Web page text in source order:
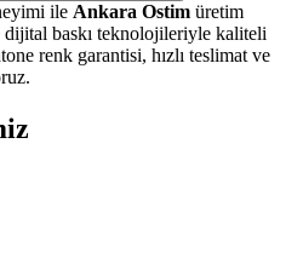
ile Ankara Ostim üretim
baskı teknolojileriyle kaliteli
renk garantisi, hızlı teslimat ve